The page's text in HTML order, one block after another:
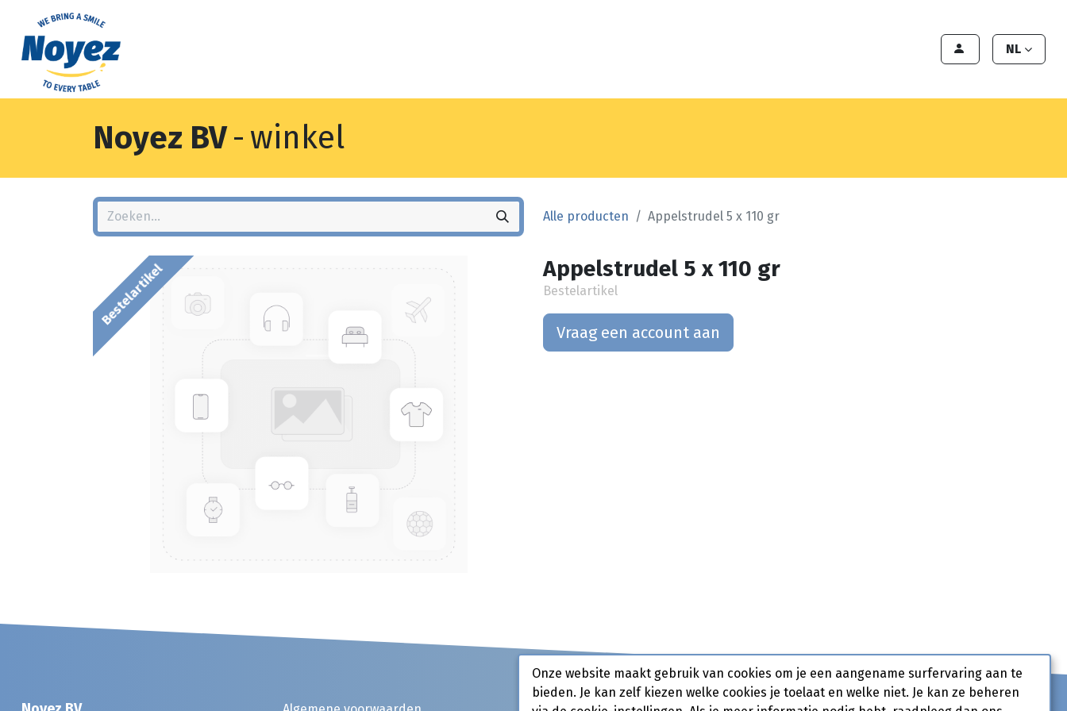
NL
Noyez BV- winkel
Alle producten Appelstrudel 5 x 110 gr
Bestelartikel Appelstrudel 5 x 110 gr
Bestelartikel
Vraag een account aan
Onze website maakt gebruik van cookies om je een aangename surfervaring aan te
bieden. Je kan zelf kiezen welke cookies je toelaat en welke niet. Je kan ze beheren